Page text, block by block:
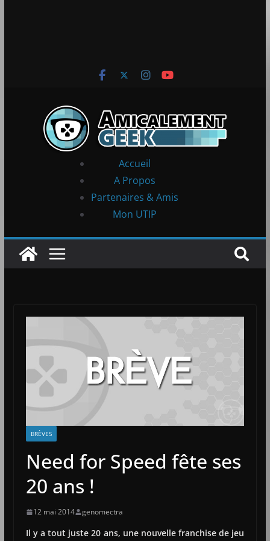
Accueil
A Propos
Partenaires & Amis
Mon UTIP
BRÈVES
Need for Speed fête ses
20 ans !
12 mai 2014 genomectra
Il y a tout juste 20 ans, une nouvelle franchise de jeu